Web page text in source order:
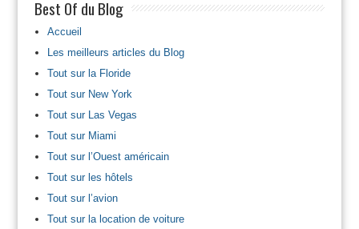
Best Of du Blog
Accueil
Les meilleurs articles du Blog
Tout sur la Floride
Tout sur New York
Tout sur Las Vegas
Tout sur Miami
Tout sur l’Ouest américain
Tout sur les hôtels
Tout sur l’avion
Tout sur la location de voiture